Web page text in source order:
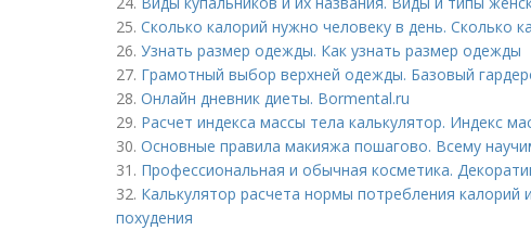
25. Сколько калорий нужно человеку в день. Сколько
26. Узнать размер одежды. Как узнать размер одежды
27. Грамотный выбор верхней одежды. Базовый
28. Онлайн дневник диеты. Bormental.ru
29. Расчет индекса массы тела калькулятор. Индекс
30. Основные правила макияжа пошагово. Всему
31. Профессиональная и обычная косметика.
32. Калькулятор расчета нормы потребления калорий
похудения